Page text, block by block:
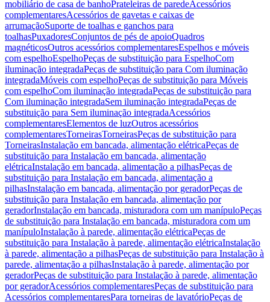
mobiliário de casa de banhoPrateleiras de paredeAcessórios
complementaresAcessórios de gavetas e caixas de
arrumaçãoSuporte de toalhas e ganchos para
toalhasPuxadoresConjuntos de pés de apoioQuadros
magnéticosOutros acessórios complementaresEspelhos e móveis
com espelhoEspelhoPeças de substituição para EspelhoCom
iluminação integradaPeças de substituição para Com iluminação
integradaMóveis com espelhoPeças de substituição para Móveis
com espelhoCom iluminação integradaPeças de substituição para
Com iluminação integradaSem iluminação integradaPeças de
substituição para Sem iluminação integradaAcessórios
complementaresElementos de luzOutros acessórios
complementaresTorneirasTorneirasPeças de substituição para
TorneirasInstalação em bancada, alimentação elétricaPeças de
substituição para Instalação em bancada, alimentação
elétricaInstalação em bancada, alimentação a pilhasPeças de
substituição para Instalação em bancada, alimentação a
pilhasInstalação em bancada, alimentação por geradorPeças de
substituição para Instalação em bancada, alimentação por
geradorInstalação em bancada, misturadora com um manípuloPeças
de substituição para Instalação em bancada, misturadora com um
manípuloInstalação à parede, alimentação elétricaPeças de
substituição para Instalação à parede, alimentação elétricaInstalação
à parede, alimentação a pilhasPeças de substituição para Instalação à
parede, alimentação a pilhasInstalação à parede, alimentação por
geradorPeças de substituição para Instalação à parede, alimentação
por geradorAcessórios complementaresPeças de substituição para
Acessórios complementaresPara torneiras de lavatórioPeças de